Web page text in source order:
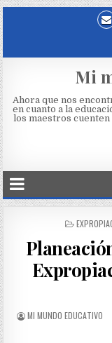
Mi
Ahora que nos
en cuanto a la
los maestros
MI MUNDO EDUCATIVO